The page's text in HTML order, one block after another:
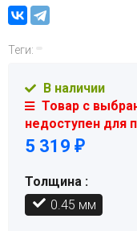
Теги:
В наличии
Товар с
недоступен для
5 319 ₽
Толщина :
0.45 мм